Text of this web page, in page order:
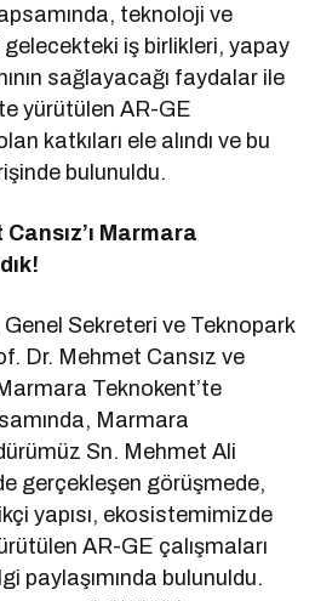
teknoloji ve
iş birlikleri, yapay
sağlayacağı faydalar ile
yürütülen AR-GE
katkıları ele alındı ve bu
bulunuldu.
Marmara
Sekreteri ve Teknopark
Dr. Mehmet Cansız ve
Teknokent’te
Marmara
Sn. Mehmet Ali
gerçekleşen görüşmede,
yapısı, ekosistemimizde
AR-GE çalışmaları
paylaşımında bulunuldu.